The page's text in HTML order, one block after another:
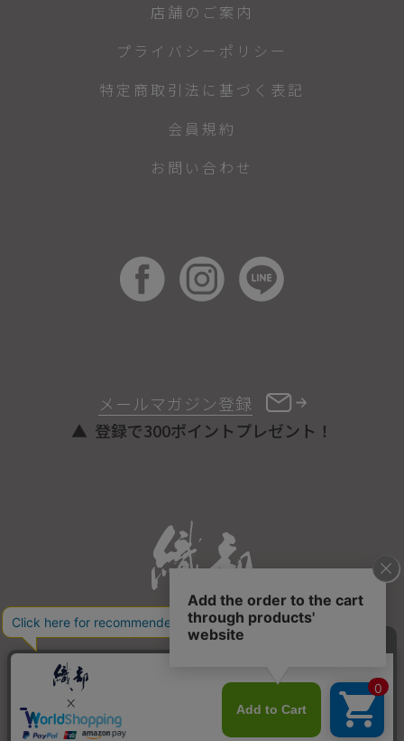
ONLINE STORE
メールマガジン登録
登録で300ポイントプレゼント！
店舗のご案内
プライバシーポリシー
特定商取引法に基づく表記
会員規約
お問い合わせ
COPYRIGHT © ORIBE ALL RIGHTS RESERVED.